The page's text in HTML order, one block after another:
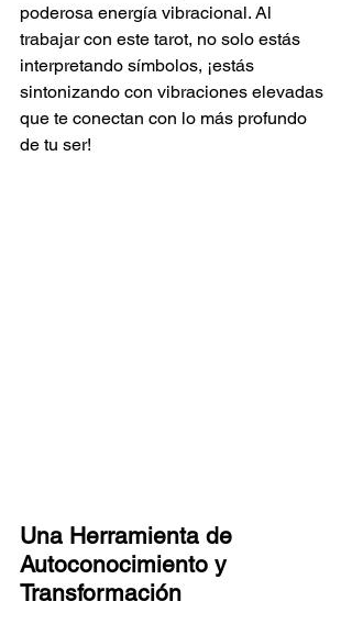
poderosa energía vibracional. Al
trabajar con este tarot, no solo estás
interpretando símbolos, ¡estás
sintonizando con vibraciones elevadas
que te conectan con lo más profundo
de tu ser!
Una Herramienta de
Autoconocimiento y
Transformación